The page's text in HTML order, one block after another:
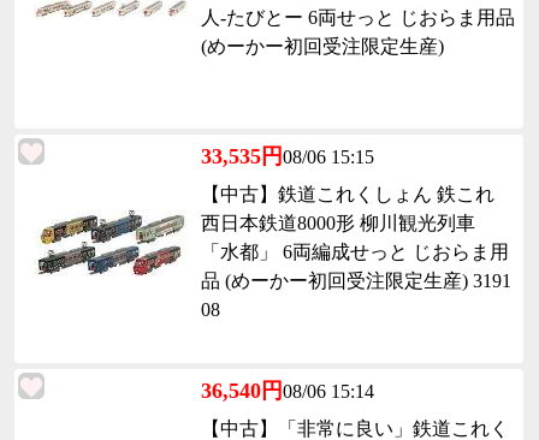
人-たびとー 6両せっと じおらま用品
(めーかー初回受注限定生産)
33,535円08/06 15:15
【中古】鉄道これくしょん 鉄これ
西日本鉄道8000形 柳川観光列車
「水都」 6両編成せっと じおらま用
品 (めーかー初回受注限定生産) 3191
08
36,540円08/06 15:14
【中古】「非常に良い」鉄道これく